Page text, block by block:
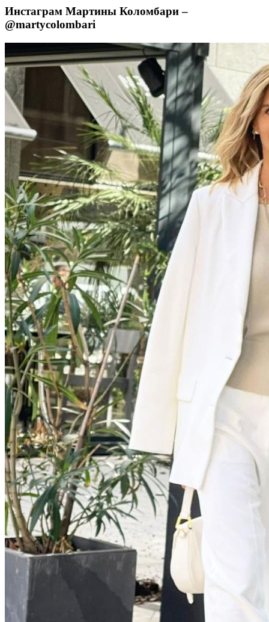
Инстаграм Мартины Коломбари –
@martycolombari